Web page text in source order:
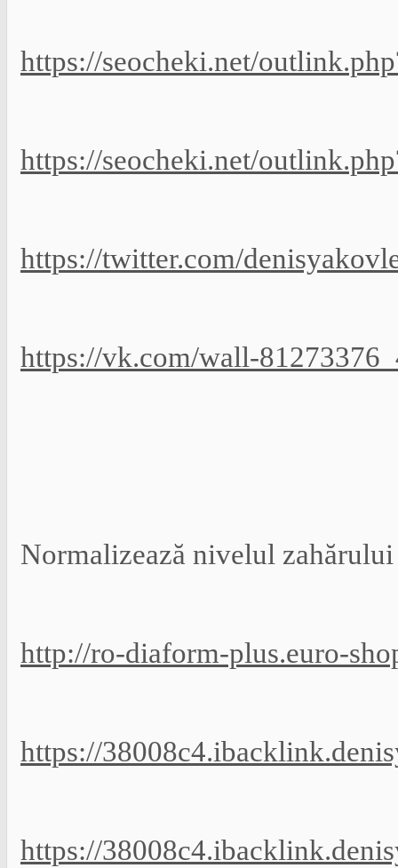
https://seocheki.net/
https://seocheki.net/
https://twitter.com/
https://vk.com/wall-
Normalizează nivelul zahărului
http://ro-diaform-plus.euro-
https://
https://